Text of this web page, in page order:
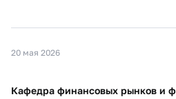
20 мая 2026
Кафедра финансовых рынков и